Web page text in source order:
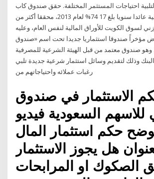
احتياجات المستثمر المختلفة. حقق صندوق كاب
كورب للأسهم المحلية عائدا سنويا بلغ 17 74% لعام 2013، محققا أكثر من
لسوق الكويت للأوراق المالية لنفس العام، وعليه
مؤخراً صندوقا استثماريا جديدا تحت اسم «صندوق
وهو صندوق معتمد من قبل الهيئة الشرعية للمصرفية
وذلك لتقديم وسائل استثمار شرعية جديدة تلبي
رغبات عملائه واحتياجاتهم من
الاستثمار في صندوق
للاسهم السعودية فيديو
حكم استثمار المال
هل يجوز الاستثمار
الصكوك او المرابحات